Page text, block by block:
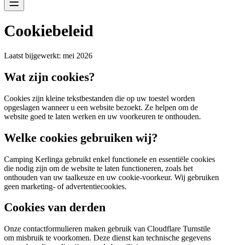
Cookiebeleid
Laatst bijgewerkt: mei 2026
Wat zijn cookies?
Cookies zijn kleine tekstbestanden die op uw toestel worden
opgeslagen wanneer u een website bezoekt. Ze helpen om de
website goed te laten werken en uw voorkeuren te onthouden.
Welke cookies gebruiken wij?
Camping Kerlinga gebruikt enkel functionele en essentiële cookies
die nodig zijn om de website te laten functioneren, zoals het
onthouden van uw taalkeuze en uw cookie-voorkeur. Wij gebruiken
geen marketing- of advertentiecookies.
Cookies van derden
Onze contactformulieren maken gebruik van Cloudflare Turnstile
om misbruik te voorkomen. Deze dienst kan technische gegevens